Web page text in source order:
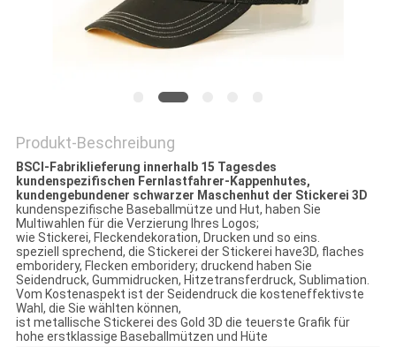
Produkt-Beschreibung
BSCI-Fabriklieferung innerhalb 15 Tagesdes
kundenspezifischen Fernlastfahrer-Kappenhutes,
kundengebundener schwarzer Maschenhut der Stickerei 3D
kundenspezifische Baseballmütze und Hut, haben Sie
Multiwahlen für die Verzierung Ihres Logos;
wie Stickerei, Fleckendekoration, Drucken und so eins.
speziell sprechend, die Stickerei der Stickerei have3D, flaches
emboridery, Flecken emboridery; druckend haben Sie
Seidendruck, Gummidrucken, Hitzetransferdruck, Sublimation.
Vom Kostenaspekt ist der Seidendruck die kosteneffektivste
Wahl, die Sie wählten können,
ist metallische Stickerei des Gold 3D die teuerste Grafik für
hohe erstklassige Baseballmützen und Hüte